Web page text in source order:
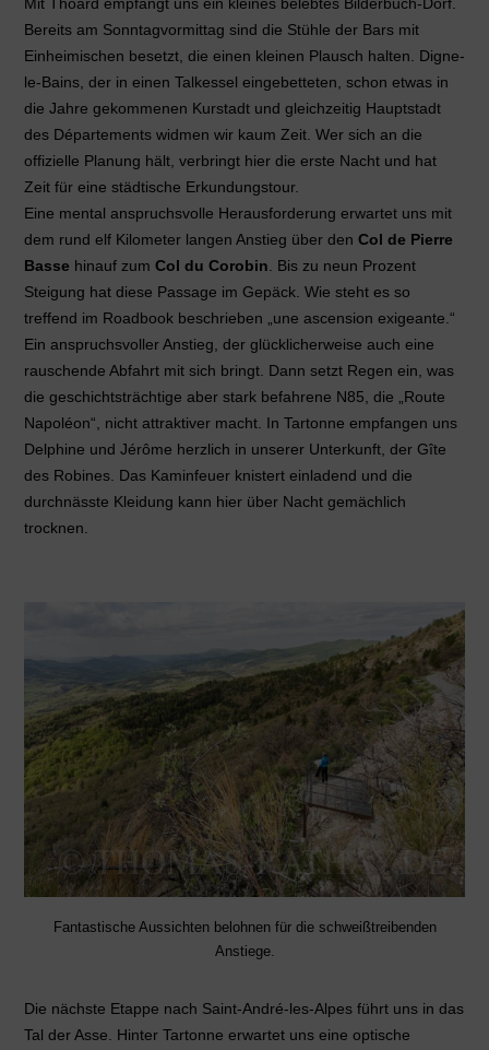
Mit Thoard empfängt uns ein kleines belebtes Bilderbuch-Dorf.
Bereits am Sonntagvormittag sind die Stühle der Bars mit
Einheimischen besetzt, die einen kleinen Plausch halten. Digne-
le-Bains, der in einen Talkessel eingebetteten, schon etwas in
die Jahre gekommenen Kurstadt und gleichzeitig Hauptstadt
des Départements widmen wir kaum Zeit. Wer sich an die
offizielle Planung hält, verbringt hier die erste Nacht und hat
Zeit für eine städtische Erkundungstour.
Eine mental anspruchsvolle Herausforderung erwartet uns mit
dem rund elf Kilometer langen Anstieg über den Col de Pierre
Basse hinauf zum Col du Corobin. Bis zu neun Prozent
Steigung hat diese Passage im Gepäck. Wie steht es so
treffend im Roadbook beschrieben „une ascension exigeante.“
Ein anspruchsvoller Anstieg, der glücklicherweise auch eine
rauschende Abfahrt mit sich bringt. Dann setzt Regen ein, was
die geschichtsträchtige aber stark befahrene N85, die „Route
Napoléon“, nicht attraktiver macht. In Tartonne empfangen uns
Delphine und Jérôme herzlich in unserer Unterkunft, der Gîte
des Robines. Das Kaminfeuer knistert einladend und die
durchnässte Kleidung kann hier über Nacht gemächlich
trocknen.
Fantastische Aussichten belohnen für die schweißtreibenden
Anstiege.
Die nächste Etappe nach Saint-André-les-Alpes führt uns in das
Tal der Asse. Hinter Tartonne erwartet uns eine optische